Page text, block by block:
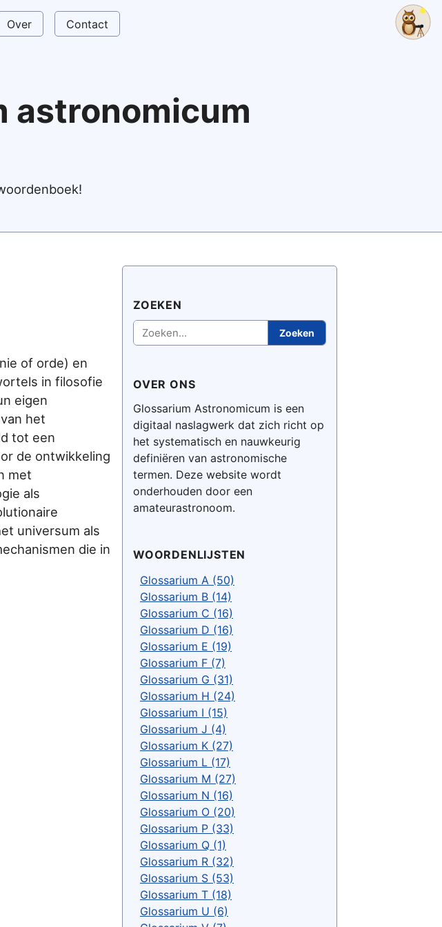
Over Contact
astronomicum
of orde) en
in filosofie
eigen
het
tot een
de ontwikkeling
met
als
universum als
die in
ZOEKEN
Zoeken
Zoeken
OVER ONS
Glossarium Astronomicum is een
digitaal naslagwerk dat zich richt op
het systematisch en nauwkeurig
definiëren van astronomische
termen. Deze website wordt
onderhouden door een
amateurastronoom.
WOORDENLIJSTEN
Glossarium A (50)
Glossarium B (14)
Glossarium C (16)
Glossarium D (16)
Glossarium E (19)
Glossarium F (7)
Glossarium G (31)
Glossarium H (24)
Glossarium I (15)
Glossarium J (4)
Glossarium K (27)
Glossarium L (17)
Glossarium M (27)
Glossarium N (16)
Glossarium O (20)
Glossarium P (33)
Glossarium Q (1)
Glossarium R (32)
Glossarium S (53)
Glossarium T (18)
Glossarium U (6)